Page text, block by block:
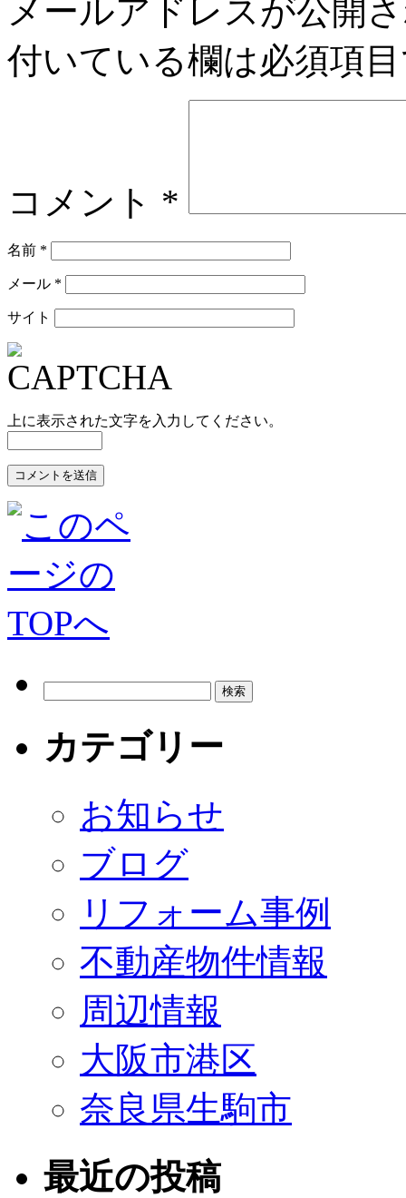
メールアドレスが公開
付いている欄は必須項
コメント *
名前 *
メール *
サイト
上に表示された文字を入力してください。
カテゴリー
お知らせ
ブログ
リフォーム事例
不動産物件情報
周辺情報
大阪市港区
奈良県生駒市
最近の投稿